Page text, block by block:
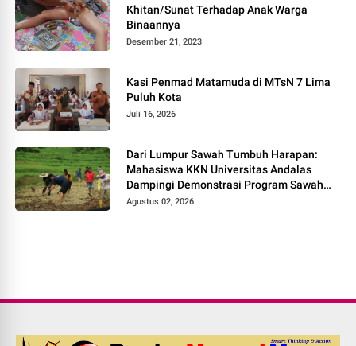
Khitan/Sunat Terhadap Anak Warga
Binaannya
Desember 21, 2023
Kasi Penmad Matamuda di MTsN 7 Lima
Puluh Kota
Juli 16, 2026
Dari Lumpur Sawah Tumbuh Harapan:
Mahasiswa KKN Universitas Andalas
Dampingi Demonstrasi Program Sawah
Pokok Murah di Jorong Bayua
Agustus 02, 2026